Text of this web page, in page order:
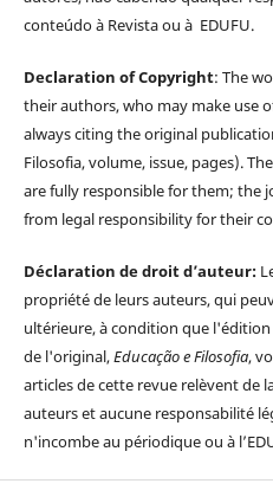
conteúdo à Revista ou à EDUFU.
Declaration of Copyright: The
their authors, who may make use
always citing the original
Filosofia, volume, issue, pages).
are fully responsible for them; the
from legal responsibility for their
Déclaration de droit d’auteur:
propriété de leurs auteurs, qui
ultérieure, à condition que
de l'original,Educação e Filosofia,
articles de cette revue relèvent de
auteurs et aucune responsabilité
n'incombe au périodique ou à